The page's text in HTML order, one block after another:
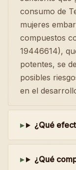
consumo de
mujeres
compuestos
19446614),
potentes, se
posibles
en el
¿Qué
¿Qué